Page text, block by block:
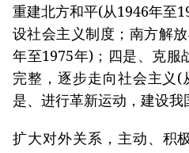
重建北方和平(从1946年至
设社会主义制度；南方解
年至1975年)；四是、克服
完整，逐步走向社会主义(
是、进行革新运动，建设我
扩大对外关系，主动、积